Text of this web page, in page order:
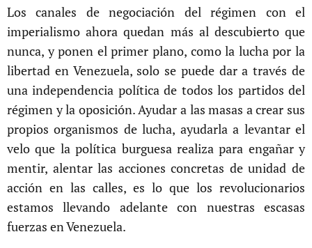
Los canales de negociación del régimen con el
imperialismo ahora quedan más al descubierto que
nunca, y ponen el primer plano, como la lucha por la
libertad en Venezuela, solo se puede dar a través de
una independencia política de todos los partidos del
régimen y la oposición. Ayudar a las masas a crear sus
propios organismos de lucha, ayudarla a levantar el
velo que la política burguesa realiza para engañar y
mentir, alentar las acciones concretas de unidad de
acción en las calles, es lo que los revolucionarios
estamos llevando adelante con nuestras escasas
fuerzas en Venezuela.